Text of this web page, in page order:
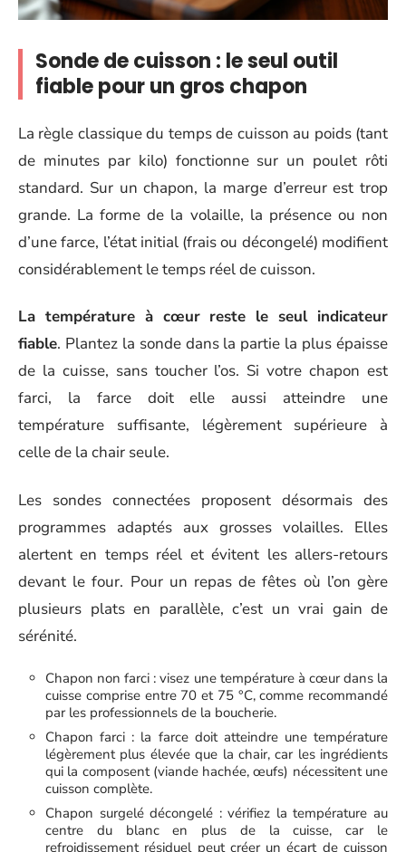
Sonde de cuisson : le seul outil
fiable pour un gros chapon
La règle classique du temps de cuisson au poids (tant
de minutes par kilo) fonctionne sur un poulet rôti
standard. Sur un chapon, la marge d’erreur est trop
grande. La forme de la volaille, la présence ou non
d’une farce, l’état initial (frais ou décongelé) modifient
considérablement le temps réel de cuisson.
La température à cœur reste le seul indicateur
fiable. Plantez la sonde dans la partie la plus épaisse
de la cuisse, sans toucher l’os. Si votre chapon est
farci, la farce doit elle aussi atteindre une
température suffisante, légèrement supérieure à
celle de la chair seule.
Les sondes connectées proposent désormais des
programmes adaptés aux grosses volailles. Elles
alertent en temps réel et évitent les allers-retours
devant le four. Pour un repas de fêtes où l’on gère
plusieurs plats en parallèle, c’est un vrai gain de
sérénité.
Chapon non farci : visez une température à cœur dans la
cuisse comprise entre 70 et 75 °C, comme recommandé
par les professionnels de la boucherie.
Chapon farci : la farce doit atteindre une température
légèrement plus élevée que la chair, car les ingrédients
qui la composent (viande hachée, œufs) nécessitent une
cuisson complète.
Chapon surgelé décongelé : vérifiez la température au
centre du blanc en plus de la cuisse, car le
refroidissement résiduel peut créer un écart de cuisson